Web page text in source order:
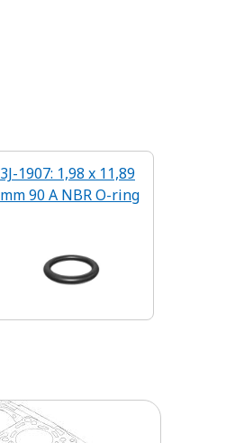
3J-1907: 1,98 x 11,89
mm 90 A NBR O-ring